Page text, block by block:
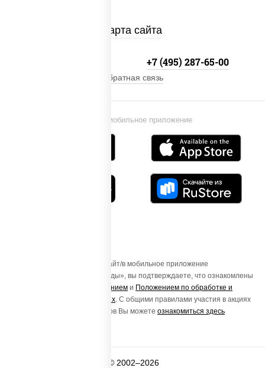
Карта сайта
Установи мобильное приложение
+7 (495) 287-65-00
Обратная связь
Осуществляя вход на этот Сайт/в мобильное приложение
«ПиццаСушиВок - доставка еды», вы подтверждаете, что ознакомлены
Пользовательским соглашением и Положением по обработке и
защите персональных данных. С общими правилами участия в акциях
и порядке получения подарков Вы можете ознакомиться здесь
© 2002–2026